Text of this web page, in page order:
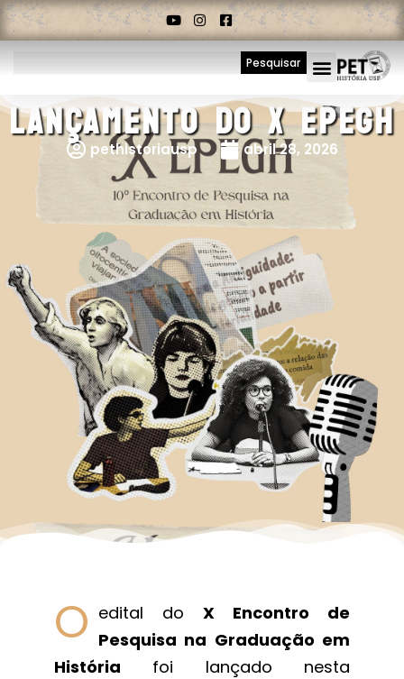
Pesquisar
Lançamento Do X EPEGH
pethistoriausp abril 28, 2026
O edital do X Encontro de
Pesquisa na Graduação em
História foi lançado nesta